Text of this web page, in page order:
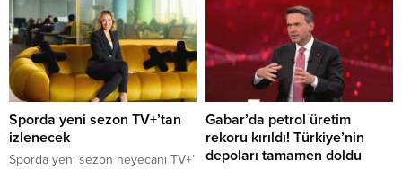
kırsaldaki üretici, kooperatif ve
işletmelere yönelik kapsamlı
eğitimler devam ediyor.
Sporda yeni sezon TV+’tan
izlenecek
Sporda yeni sezon heyecanı TV+’
Gabar’da petrol üretim
rekoru kırıldı! Türkiye’nin
depoları tamamen doldu